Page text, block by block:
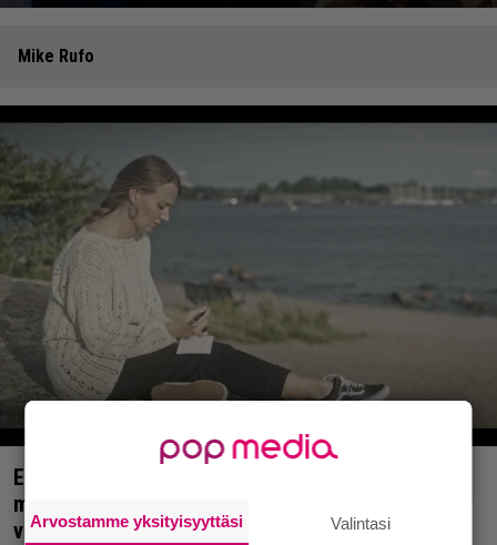
Mike Rufo
Ensinäyttö: Miltä näyttää Helsinki kalifornialaisen
muusikon silmin? Mike Rufo tarjoaa tähän
vastauksen
Arvostamme yksityisyyttäsi Valintasi